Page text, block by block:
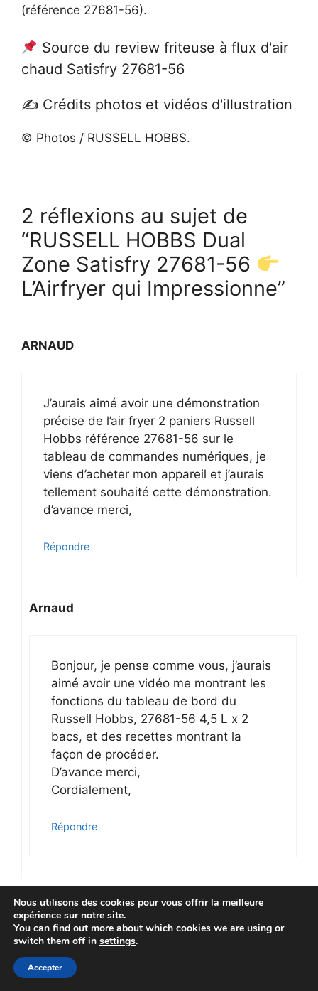
(référence 27681-56).
Source du review friteuse à flux d'air
chaud Satisfry 27681-56
✍️ Crédits photos et vidéos d'illustration
© Photos / RUSSELL HOBBS.
2 réflexions au sujet de
“RUSSELL HOBBS Dual
Zone Satisfry 27681-56
L’Airfryer qui Impressionne”
ARNAUD
J’aurais aimé avoir une démonstration
précise de l’air fryer 2 paniers Russell
Hobbs référence 27681-56 sur le
tableau de commandes numériques, je
viens d’acheter mon appareil et j’aurais
tellement souhaité cette démonstration.
d’avance merci,
Répondre
Arnaud
Bonjour, je pense comme vous, j’aurais
aimé avoir une vidéo me montrant les
fonctions du tableau de bord du
Russell Hobbs, 27681-56 4,5 L x 2
bacs, et des recettes montrant la
façon de procéder.
D’avance merci,
Cordialement,
Répondre
Partagez votre avis
Commentaire
Nous utilisons des cookies pour vous offrir la meilleure
expérience sur notre site.
You can find out more about which cookies we are using or
switch them off in settings.
Accepter